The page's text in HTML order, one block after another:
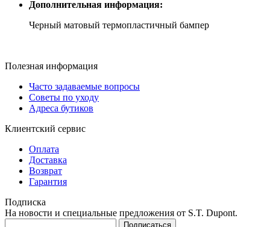
Дополнительная информация:
Черный матовый термопластичный бампер
Полезная информация
Часто задаваемые вопросы
Советы по уходу
Адреса бутиков
Клиентский сервис
Оплата
Доставка
Возврат
Гарантия
Подписка
На новости и специальные предложения от S.T. Dupont.
Подписаться